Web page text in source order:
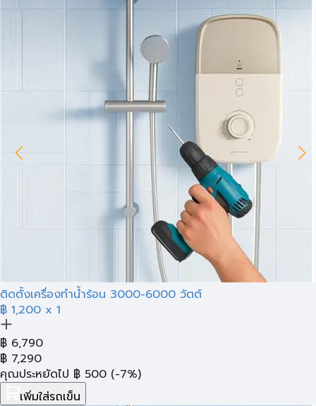
ติดตั้งเครื่องทำน้ำร้อน 3000-6000 วัตต์
฿ 1,200 x 1
฿ 6,790
฿ 7,290
คุณประหยัดไป ฿ 500 (-7%)
เพิ่มใส่รถเข็น